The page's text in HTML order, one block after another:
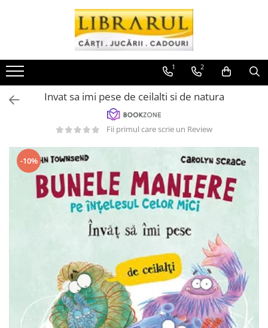
Toate Produsele
CARTI
Arta, arhitectura si fotografie
Arhitectura
Pictura si desen
Biografii si memorii
Biografii
Memorii si jurnale
Teorie si critica literara
Business, economie, finante
Finante si investitii
Management si leadership
Resurse umane
Vanzari si marketing
1 2
Invat sa imi pese de ceilalti si de natura
Fii primul care scrie un Review
-10%